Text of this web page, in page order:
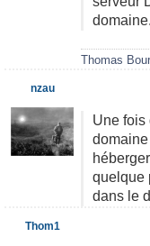
domaine.
Thomas
Une fois
quelque
dans le
nzau
Thom1